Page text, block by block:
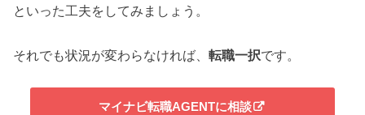
といった工夫をしてみましょう。
それでも状況が変わらなければ、転職一択です。
マイナビ転職AGENTに相談